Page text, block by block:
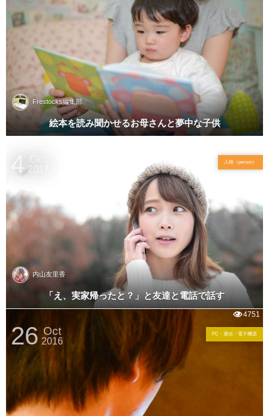
Frestocks編集部
絵本を読み聞かせるお母さんと夢中な子供
内山友里香
「え、実家帰ったと？」と友達と電話で話す
4 2017
人物（person）
26 Oct
2016
PC・通信・電子機器
4751